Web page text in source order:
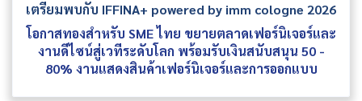
เตรียมพบกับ IFFINA+ powered by imm cologne 2026
โอกาสทองสำหรับ SME ไทย ขยายตลาดเฟอร์นิเจอร์และ
งานดีไซน์สู่เวทีระดับโลก พร้อมรับเงินสนับสนุน 50 -
80% งานแสดงสินค้าเฟอร์นิเจอร์และการออกแบบ